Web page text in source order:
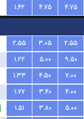
۱.۴۲ ۴.۷۵
۴.۷۵
۲.۵۵ ۳.۰۵
۲.۵۵
۱.۲۲ ۵.۰۰
۹.۵۰
۱.۳۳ ۴.۵۰
۷.۰۰
۱.۷۷ ۳.۴۰
۴.۰۰
۱.۵۱ ۳.۸۰
۵.۰۰